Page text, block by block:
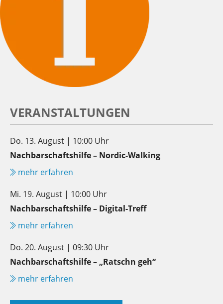
VERANSTALTUNGEN
Do. 13. August | 10:00 Uhr
Nachbarschaftshilfe – Nordic-Walking
mehr erfahren
Mi. 19. August | 10:00 Uhr
Nachbarschaftshilfe – Digital-Treff
mehr erfahren
Do. 20. August | 09:30 Uhr
Nachbarschaftshilfe – „Ratschn geh“
mehr erfahren